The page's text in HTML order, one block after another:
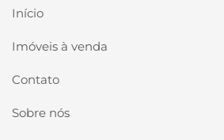
Início
Imóveis à venda
Contato
Sobre nós